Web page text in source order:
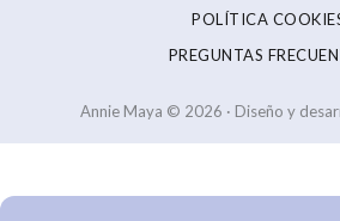
POLÍTICA
PREGUNTAS
Annie Maya © 2026 · Diseño y